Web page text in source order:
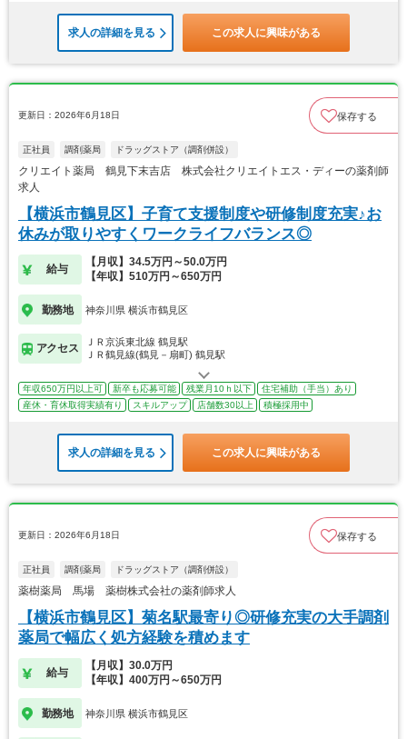
求人の詳細を見る この求人に興味がある
更新日：2026年6月18日 保存する
正社員 調剤薬局 ドラッグストア（調剤併設）
クリエイト薬局 鶴見下末吉店 株式会社クリエイトエス・ディーの薬剤師
求人
【横浜市鶴見区】子育て支援制度や研修制度充実♪お
休みが取りやすくワークライフバランス◎
給与
【月収】34.5万円～50.0万円
【年収】510万円～650万円
勤務地 神奈川県 横浜市鶴見区
アクセス
ＪＲ京浜東北線 鶴見駅
ＪＲ鶴見線(鶴見－扇町) 鶴見駅
年収650万円以上可 新卒も応募可能 残業月10ｈ以下
住宅補助（手当）あり
産休・育休取得実績有り
スキルアップ 店舗数30以上 積極採用中
求人の詳細を見る この求人に興味がある
更新日：2026年6月18日 保存する
正社員 調剤薬局 ドラッグストア（調剤併設）
薬樹薬局 馬場 薬樹株式会社の薬剤師求人
【横浜市鶴見区】菊名駅最寄り◎研修充実の大手調剤
薬局で幅広く処方経験を積めます
給与
【月収】30.0万円
【年収】400万円～650万円
勤務地 神奈川県 横浜市鶴見区